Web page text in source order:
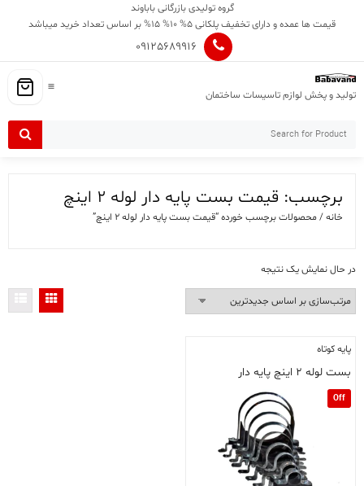
گروه تولیدی بازرگانی باباوند
قیمت ها عمده و دارای تخفیف پلکانی 5% 10% 15% بر اساس تعداد خرید میباشد
09125689916
تولید و پخش لوازم تاسیسات ساختمان
برچسب: قیمت بست پایه دار لوله 2 اینچ
خانه/ محصولات برچسب خورده “قیمت بست پایه دار لوله 2 اینچ”
در حال نمایش یک نتیجه
پایه کوتاه
بست لوله ۲ اینچ پایه دار
Off